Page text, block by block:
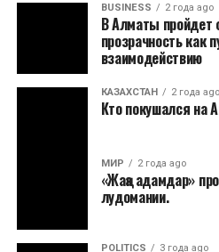
BUSINESS 2 года ago
В Алматы пройдет
прозрачность как
взаимодействию
КАЗАХСТАН 2 года ago
Кто покушался на
МИР 2 года ago
«Жаңа адамдар»
лудомании.
POLITICS 3 года ago